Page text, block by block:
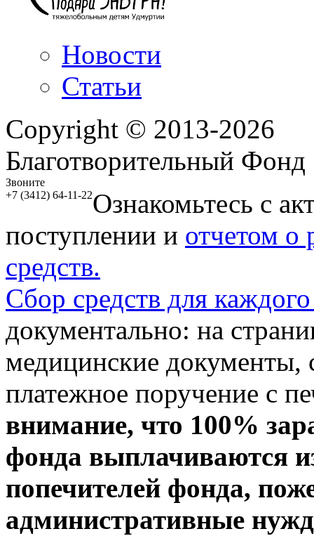
Новости
Статьи
Copyright © 2013-2026
Благотворительный
Звоните
+7 (3412) 64-11-22Ознакомьтесь с
поступлении и отчетом о
средств.
Сбор средств для
документально: на
медицинские документы,
платежное поручение с
внимание, что 100%
фонда выплачиваются
попечителей фонда,
административные